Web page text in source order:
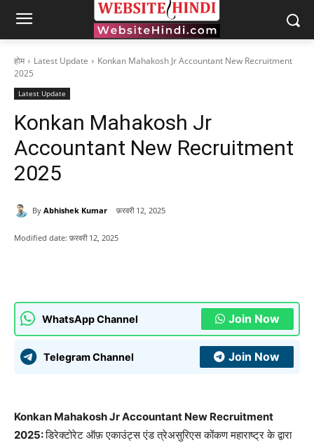
होम Latest Update
Konkan Mahakosh Jr Accountant New Recruitment
2025
Latest Update
Konkan Mahakosh Jr
Accountant New Recruitment
2025
By Abhishek Kumar फ़रवरी 12, 2025
Modified date: फ़रवरी 12, 2025
WhatsApp Channel Join Now
Telegram Channel Join Now
Konkan Mahakosh Jr Accountant New Recruitment
2025:डिरेक्टोरेट ऑफ़ एकाउंट्स एंड त्रेअसुरिएस कोंकण महाराष्ट्र के द्वारा